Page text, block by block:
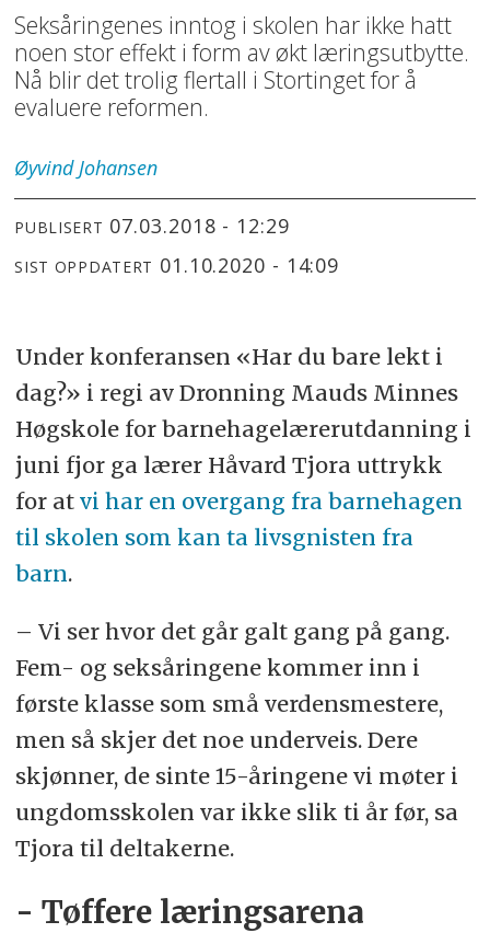
Seksåringenes inntog i skolen har ikke hatt
noen stor effekt i form av økt læringsutbytte.
Nå blir det trolig flertall i Stortinget for å
evaluere reformen.
Øyvind Johansen
PUBLISERT 07.03.2018 - 12:29
SIST OPPDATERT 01.10.2020 - 14:09
Under konferansen «Har du bare lekt i
dag?» i regi av Dronning Mauds Minnes
Høgskole for barnehagelærerutdanning i
juni fjor ga lærer Håvard Tjora uttrykk
for at vi har en overgang fra barnehagen
til skolen som kan ta livsgnisten fra
barn.
– Vi ser hvor det går galt gang på gang.
Fem- og seksåringene kommer inn i
første klasse som små verdensmestere,
men så skjer det noe underveis. Dere
skjønner, de sinte 15-åringene vi møter i
ungdomsskolen var ikke slik ti år før, sa
Tjora til deltakerne.
- Tøffere læringsarena